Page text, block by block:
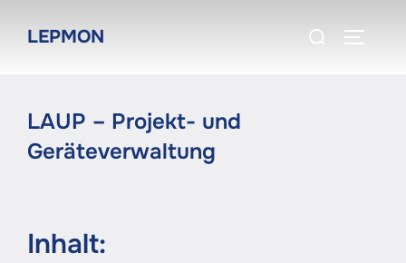
InhaltLEPMON
Suchen
LAUP – Projekt- und
Geräteverwaltung
Inhalt: